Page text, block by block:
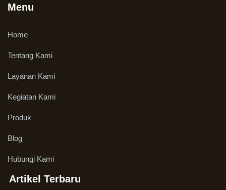
Menu
Home
Tentang Kami
Layanan Kami
Kegiatan Kami
Produk
Blog
Hubungi Kami
Artikel Terbaru